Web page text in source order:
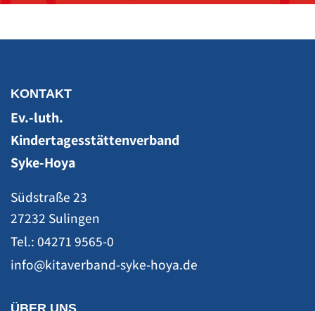
KONTAKT
Ev.-luth.
Kindertagesstättenverband
Syke-Hoya
Südstraße 23
27232 Sulingen
Tel.: 04271 9565-0
ÜBER UNS